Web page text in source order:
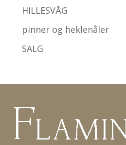
HILLESVÅG
pinner og heklenåler
SALG